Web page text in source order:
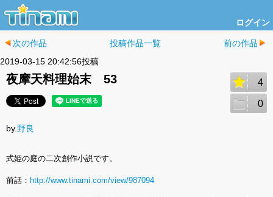
ログイン
次の作品 投稿作品一覧
前の作品
2019-03-15 20:42:56投稿
夜摩天料理始末 53 4
0
by. 野良
式姫の庭の二次創作小説です。
前話： http://www.tinami.com/view/987094